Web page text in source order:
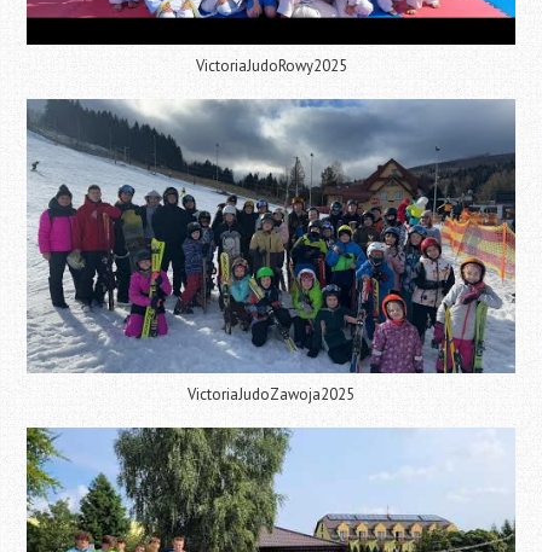
VictoriaJudoRowy2025
VictoriaJudoZawoja2025